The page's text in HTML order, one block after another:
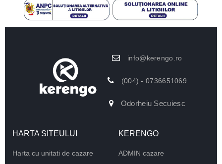
info@kerengo.ro
(004) - 0736651069
Odorheiu Secuiesc
HARTA SITEULUI
Harta cu unitati de cazare
KERENGO
ADMIN cazare